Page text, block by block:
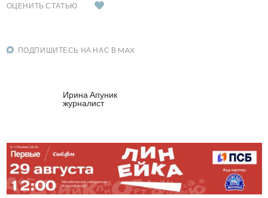
ОЦЕНИТЬ СТАТЬЮ
ПОДПИШИТЕСЬ НА НАС В MAX
Ирина Апуник
журналист